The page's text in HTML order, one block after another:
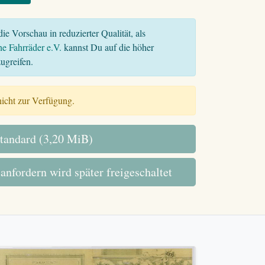
Vorschau in reduzierter Qualität, als
Fahrräder e.V. kannst Du auf die höher
zur Verfügung.
(3,20 MiB)
wird später freigeschaltet